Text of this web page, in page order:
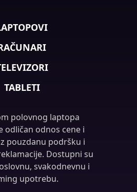
TABLETI
polovnog laptopa
odličan odnos cene i
pouzdanu podršku i
Dostupni su
svakodnevnu i
upotrebu.